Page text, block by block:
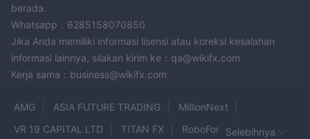
berada.
Whatsapp：6285158070850
Jika Anda memiliki informasi lisensi atau koreksi kesalahan
informasi lainnya, silakan kirim ke：qa@wikifx.com
Kerja sama：business@wikifx.com
AMG ASIA FUTURE TRADING
MillionNext
VR 19 CAPITAL LTD
TITAN FX RoboForexSelebihnya